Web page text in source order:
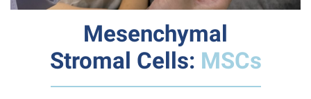
Mesenchymal
Stromal Cells: MSCs